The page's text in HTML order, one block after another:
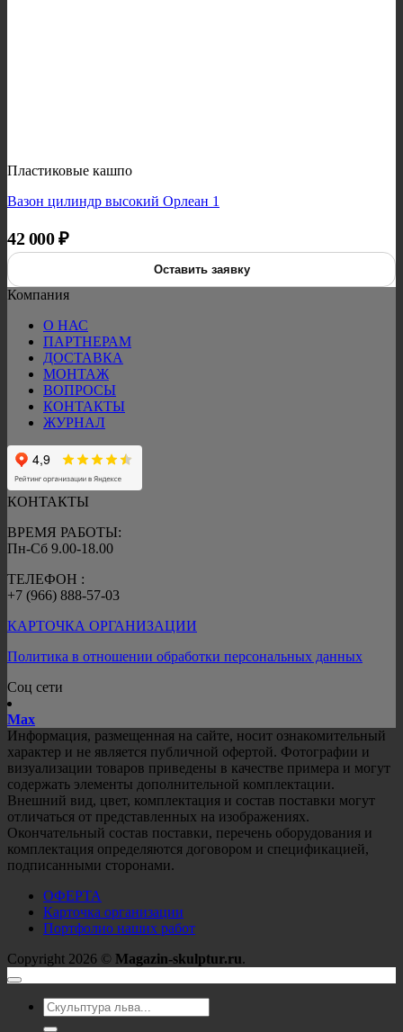
Пластиковые кашпо
Вазон цилиндр высокий Орлеан 1
42 000₽
Оставить заявку
Компания
О НАС
ПАРТНЕРАМ
ДОСТАВКА
МОНТАЖ
ВОПРОСЫ
КОНТАКТЫ
ЖУРНАЛ
КОНТАКТЫ
ВРЕМЯ РАБОТЫ:
Пн-Сб 9.00-18.00
ТЕЛЕФОН :
+7 (966) 888-57-03
КАРТОЧКА ОРГАНИЗАЦИИ
Политика в отношении обработки персональных данных
Соц сети
Mах
Информация, размещенная на сайте, носит ознакомительный
характер и не является публичной офертой. Фотографии и
визуализации товаров приведены в качестве примера и могут
содержать элементы дополнительной комплектации.
Внешний вид, цвет, комплектация и состав поставки могут
отличаться от представленных на изображениях.
Окончательный состав поставки, перечень оборудования и
комплектация определяются договором и спецификацией,
подписанными сторонами.
ОФЕРТА
Карточка организации
Портфолио наших работ
Copyright 2026 © Magazin-skulptur.ru.
Искать: